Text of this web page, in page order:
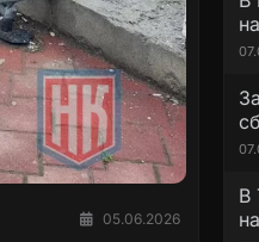
05.06.2026
В